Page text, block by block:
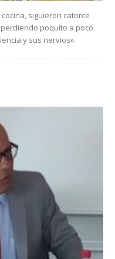
siguieron catorce
poquito a poco
y sus nervios».